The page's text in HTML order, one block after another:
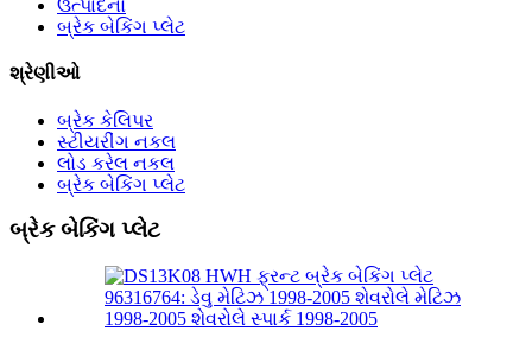
ઉત્પાદનો
બ્રેક બેકિંગ પ્લેટ
શ્રેણીઓ
બ્રેક કેલિપર
સ્ટીયરીંગ નકલ
લોડ કરેલ નકલ
બ્રેક બેકિંગ પ્લેટ
બ્રેક બેકિંગ પ્લેટ